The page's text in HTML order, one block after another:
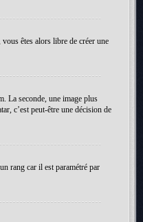
êtes alors libre de créer une
La seconde, une image plus
c’est peut-être une décision de
rang car il est paramétré par